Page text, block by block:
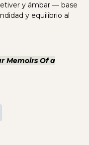
y ámbar — base
y equilibrio al
Memoirs Of a